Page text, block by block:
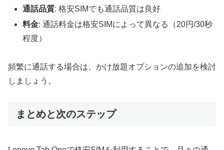
通話品質: 格安SIMでも通話品質は良好
料金: 通話料金は格安SIMによって異なる（20円/30秒
程度）
頻繁に通話する場合は、かけ放題オプションの追加を検討
しましょう。
まとめと次のステップ